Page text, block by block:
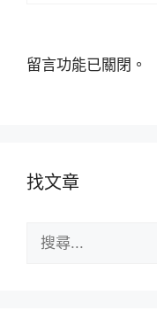
留言功能已關閉。
找文章
尋: